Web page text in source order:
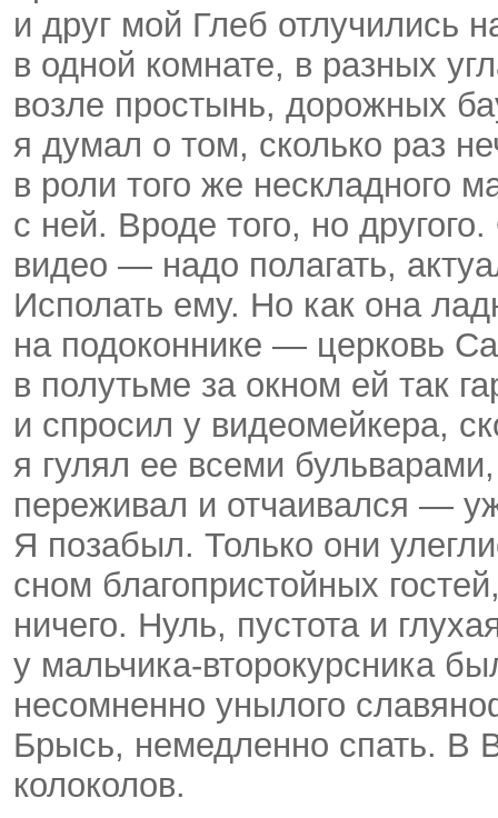
и друг мой Глеб отлучились
в одной комнате, в разных
возле простынь, дорожных
я думал о том, сколько раз
в роли того же нескладного
с ней. Вроде того, но
видео — надо полагать,
Исполать ему. Но как она
на подоконнике — церковь
в полутьме за окном ей так
и спросил у видеомейкера,
я гулял ее всеми
переживал и отчаивался —
Я позабыл. Только они
сном благопристойных
ничего. Нуль, пустота и
у мальчика-второкурсника
несомненно унылого
Брысь, немедленно спать. В
колоколов.